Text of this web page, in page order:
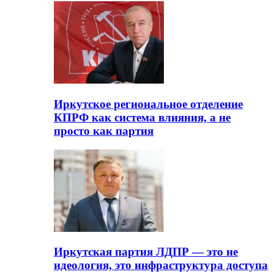
Иркутское региональное отделение
КПРФ как система влияния, а не
просто как партия
Иркутская партия ЛДПР — это не
идеология, это инфраструктура доступа